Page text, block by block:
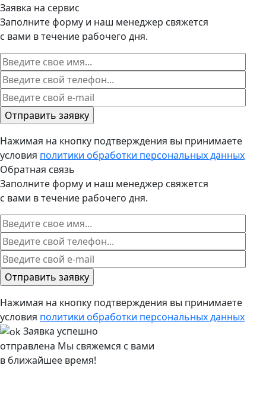
Заявка на сервис
Заполните форму и наш менеджер свяжется
с вами в течение рабочего дня.
Нажимая на кнопку подтверждения вы принимаете
условия политики обработки персональных данных
Обратная связь
Заполните форму и наш менеджер свяжется
с вами в течение рабочего дня.
Нажимая на кнопку подтверждения вы принимаете
условия политики обработки персональных данных
Заявка успешно
отправлена Мы свяжемся с вами
в ближайшее время!